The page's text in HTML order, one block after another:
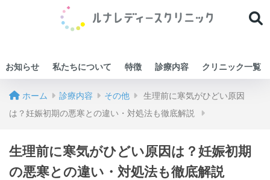
お知らせ 私たちについて 特徴 診療内容 クリニック一覧
ホーム 診療内容 その他
生理前に寒気がひどい原因
は？妊娠初期の悪寒との違い・対処法も徹底解説
生理前に寒気がひどい原因は？妊娠初期
の悪寒との違い・対処法も徹底解説